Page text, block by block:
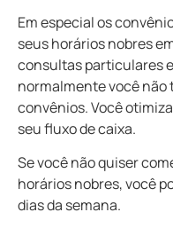
Em especial os
seus horários nobres
consultas particulares
normalmente você não
convênios. Você
seu fluxo de caixa.
Se você não quiser
horários nobres, você
dias da semana.